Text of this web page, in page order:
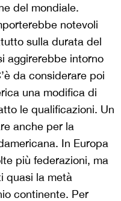
del mondiale.
notevoli
sulla durata del
aggirerebbe intorno
da considerare poi
una modifica di
le qualificazioni. Un
anche per la
In Europa
più federazioni, ma
quasi la metà
continente. Per